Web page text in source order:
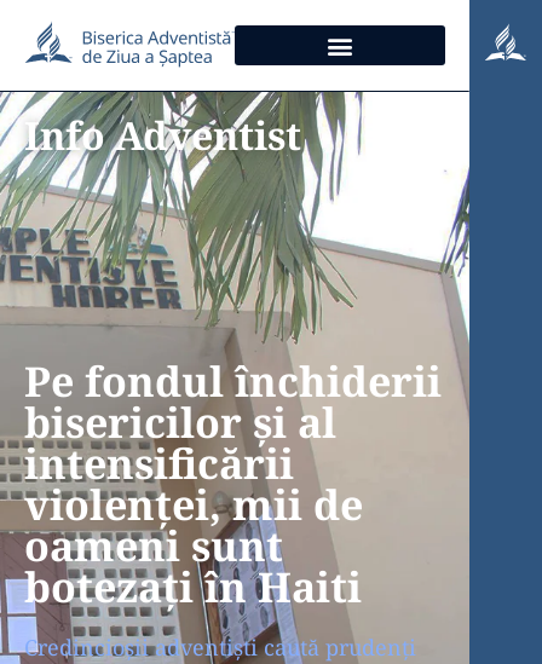
Info Adventist
Pe fondul închiderii
bisericilor și al
intensificării
violenței, mii de
oameni sunt
botezați în Haiti
Credincioșii adventiști caută prudenți